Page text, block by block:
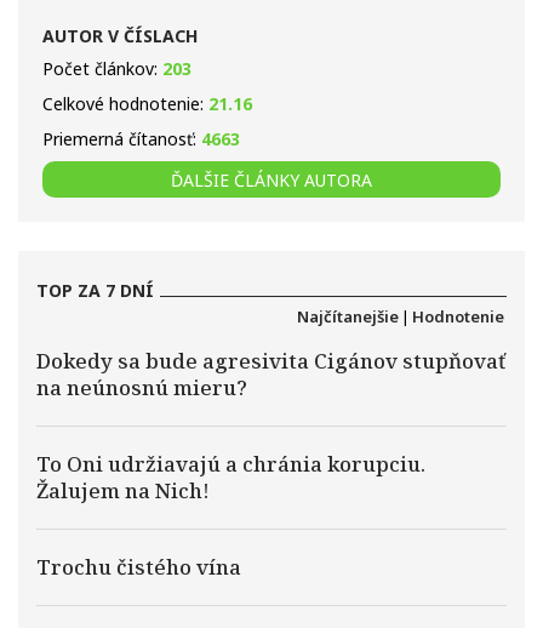
AUTOR V ČÍSLACH
Počet článkov: 203
Celkové hodnotenie: 21.16
Priemerná čítanosť: 4663
ĎALŠIE ČLÁNKY AUTORA
TOP ZA 7 DNÍ
Najčítanejšie | Hodnotenie
Dokedy sa bude agresivita Cigánov stupňovať
na neúnosnú mieru?
To Oni udržiavajú a chránia korupciu.
Žalujem na Nich!
Trochu čistého vína